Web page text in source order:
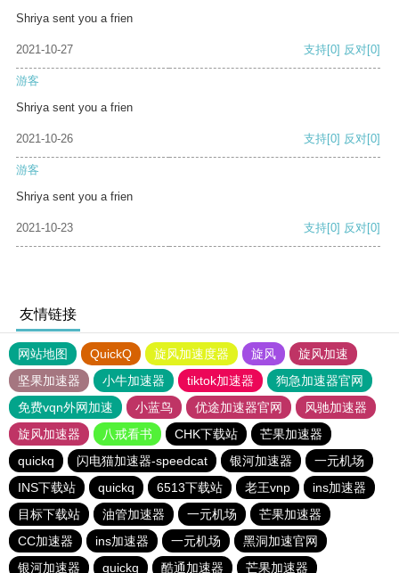
Shriya sent you a frien
2021-10-27 支持[0] 反对[0]
游客
Shriya sent you a frien
2021-10-26 支持[0] 反对[0]
游客
Shriya sent you a frien
2021-10-23 支持[0] 反对[0]
友情链接
网站地图 QuickQ 旋风加速度器 旋风
旋风加速
坚果加速器
小牛加速器 tiktok加速器
狗急加速器官网
免费vqn外网加速
小蓝鸟 优途加速器官网
风驰加速器
旋风加速器
八戒看书 CHK下载站
芒果加速器
quickq
闪电猫加速器-speedcat 银河加速器
一元机场
INS下载站
quickq 6513下载站 老王vnp
ins加速器
目标下载站
油管加速器 一元机场
芒果加速器
CC加速器
ins加速器 一元机场
黑洞加速官网
银河加速器
quickq 酷通加速器 芒果加速器